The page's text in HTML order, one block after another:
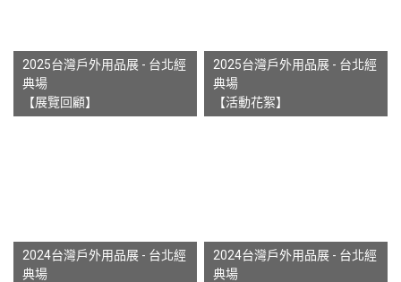
2025台灣戶外用品展 - 台北經
典場
【展覽回顧】
2025台灣戶外用品展 - 台北經
典場
【活動花絮】
2024台灣戶外用品展 - 台北經
典場
2024台灣戶外用品展 - 台北經
典場